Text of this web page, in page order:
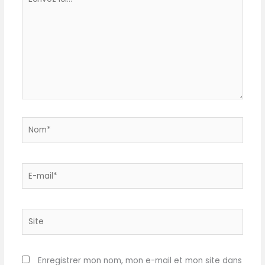
lave-vaisselle et doit donc
range de manière peu
ici…
mail*
Enregistrer mon nom, mon e-mail et mon site dans